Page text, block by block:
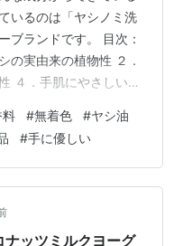
いるのは「ヤシノミ洗
ブランドです。 目次：
の実由来の植物性 ２．
４．手肌にやさしい
史 ヤシノミ洗剤（野
にやさしい理由 １．ヤ
しさと高い生分解性を
浄成分を使用していま
不要なものは入れな
料 #無着色 #ヤシ油
#手に優しい
ナッツミルクヨーグ